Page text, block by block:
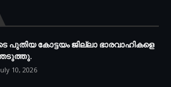
പുതിയ കോട്ടയം ജില്ലാ ഭാരവാഹികളെ
10, 2026